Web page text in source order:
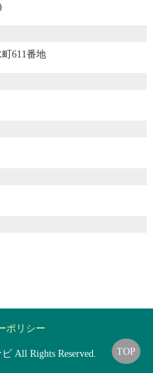
611番地
ポリシー
All Rights Reserved. TOP